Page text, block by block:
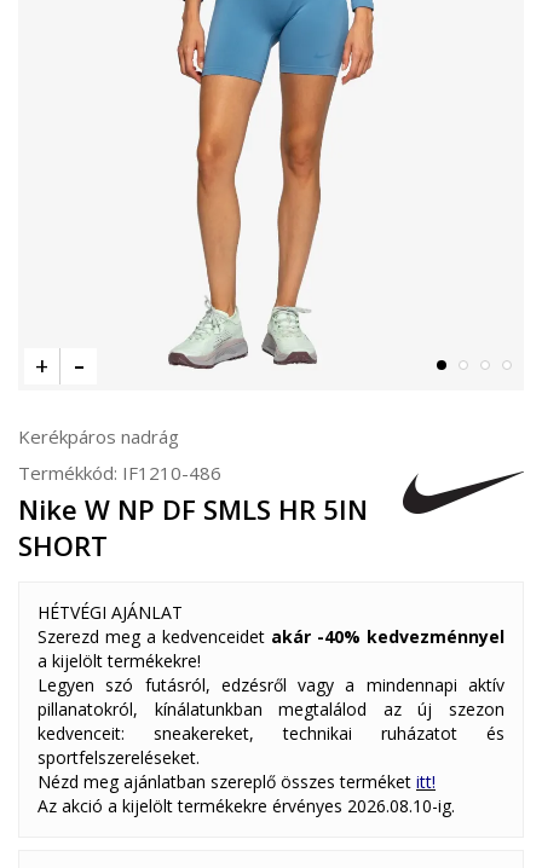
Kerékpáros nadrág
Termékkód: IF1210-486
Nike W NP DF SMLS HR 5IN
SHORT
HÉTVÉGI AJÁNLAT
Szerezd meg a kedvenceidet akár -40% kedvezménnyel
a kijelölt termékekre!
Legyen szó futásról, edzésről vagy a mindennapi aktív
pillanatokról, kínálatunkban megtalálod az új szezon
kedvenceit: sneakereket, technikai ruházatot és
sportfelszereléseket.
Nézd meg ajánlatban szereplő összes terméket itt!
Az akció a kijelölt termékekre érvényes 2026.08.10-ig.